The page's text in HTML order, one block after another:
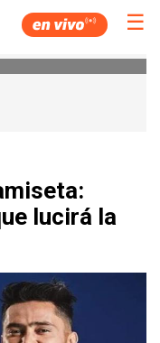
☰
lucirá la